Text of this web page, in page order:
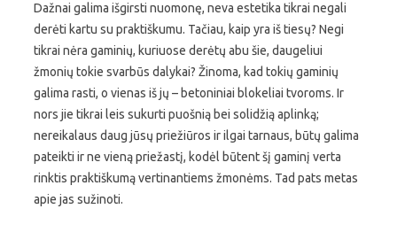
Dažnai galima išgirsti nuomonę, neva estetika tikrai negali
derėti kartu su praktiškumu. Tačiau, kaip yra iš tiesų? Negi
tikrai nėra gaminių, kuriuose derėtų abu šie, daugeliui
žmonių tokie svarbūs dalykai? Žinoma, kad tokių gaminių
galima rasti, o vienas iš jų – betoniniai blokeliai tvoroms. Ir
nors jie tikrai leis sukurti puošnią bei solidžią aplinką;
nereikalaus daug jūsų priežiūros ir ilgai tarnaus, būtų galima
pateikti ir ne vieną priežastį, kodėl būtent šį gaminį verta
rinktis praktiškumą vertinantiems žmonėms. Tad pats metas
apie jas sužinoti.